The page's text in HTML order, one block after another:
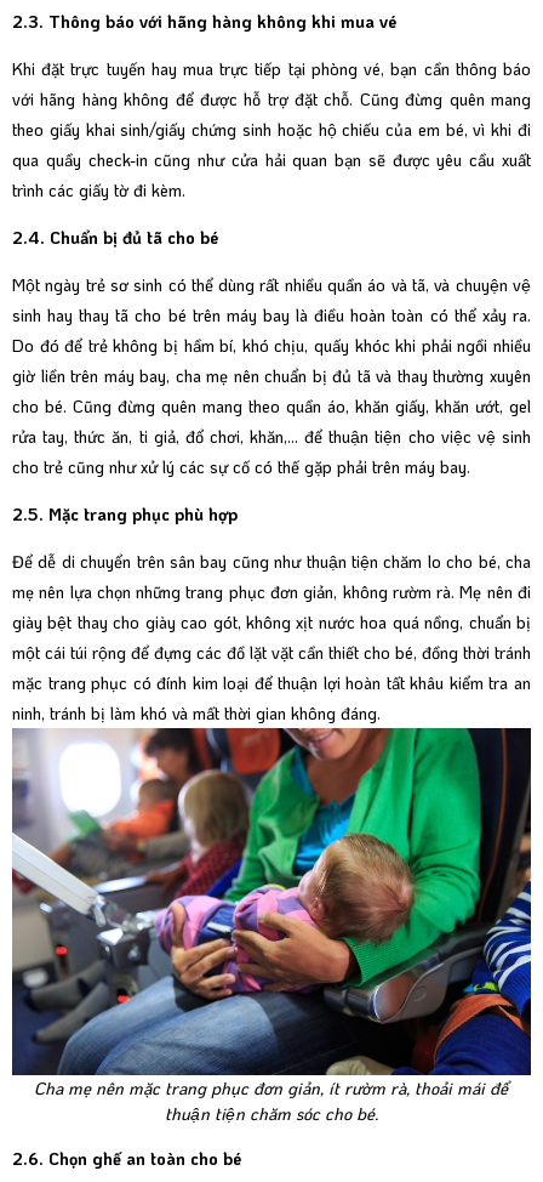
2.3. Thông báo với hãng hàng không khi mua vé
Khi đặt trực tuyến hay mua trực tiếp tại phòng vé, bạn cần thông báo
với hãng hàng không để được hỗ trợ đặt chỗ. Cũng đừng quên mang
theo giấy khai sinh/giấy chứng sinh hoặc hộ chiếu của em bé, vì khi đi
qua quầy check-in cũng như cửa hải quan bạn sẽ được yêu cầu xuất
trình các giấy tờ đi kèm.
2.4. Chuẩn bị đủ tã cho bé
Một ngày trẻ sơ sinh có thể dùng rất nhiều quần áo và tã, và chuyện vệ
sinh hay thay tã cho bé trên máy bay là điều hoàn toàn có thể xảy ra.
Do đó để trẻ không bị hầm bí, khó chịu, quấy khóc khi phải ngồi nhiều
giờ liền trên máy bay, cha mẹ nên chuẩn bị đủ tã và thay thường xuyên
cho bé. Cũng đừng quên mang theo quần áo, khăn giấy, khăn ướt, gel
rửa tay, thức ăn, ti giả, đổ chơi, khăn,... để thuận tiện cho việc vệ sinh
cho trẻ cũng như xử lý các sự cố có thế gặp phải trên máy bay.
2.5. Mặc trang phục phù hợp
Để dễ di chuyển trên sân bay cũng như thuận tiện chăm lo cho bé, cha
mẹ nên lựa chọn những trang phục đơn giản, không rườm rà. Mẹ nên đi
giày bệt thay cho giày cao gót, không xịt nước hoa quá nồng, chuẩn bị
một cái túi rộng để đựng các đồ lặt vặt cần thiết cho bé, đồng thời tránh
mặc trang phục có đính kim loại để thuận lợi hoàn tất khâu kiểm tra an
ninh, tránh bị làm khó và mất thời gian không đáng.
Cha mẹ nên mặc trang phục đơn giản, ít rườm rà, thoải mái để
thuận tiện chăm sóc cho bé.
2.6. Chọn ghế an toàn cho bé